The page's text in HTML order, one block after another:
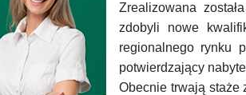
Zrealizowana
zdobyli nowe
regionalnego rynku
potwierdzający
Obecnie trwają staże